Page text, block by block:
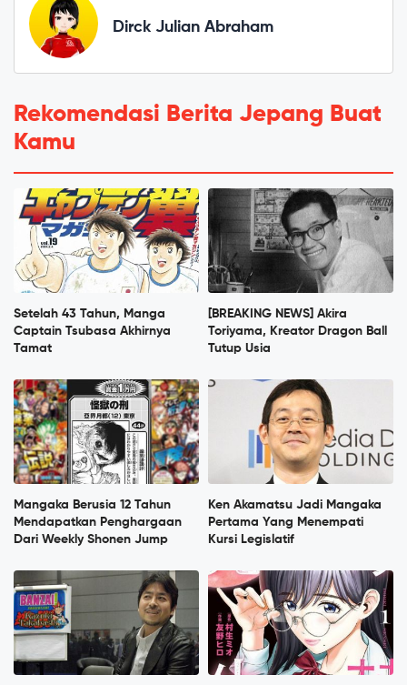
Dirck Julian Abraham
Rekomendasi Berita Jepang Buat
Kamu
Setelah 43 Tahun, Manga
Captain Tsubasa Akhirnya
Tamat
[BREAKING NEWS] Akira
Toriyama, Kreator Dragon Ball
Tutup Usia
Mangaka Berusia 12 Tahun
Mendapatkan Penghargaan
Dari Weekly Shonen Jump
Ken Akamatsu Jadi Mangaka
Pertama Yang Menempati
Kursi Legislatif